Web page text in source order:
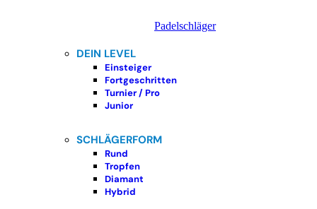
Padelschläger
DEIN LEVEL
Einsteiger
Fortgeschritten
Turnier / Pro
Junior
SCHLÄGERFORM
Rund
Tropfen
Diamant
Hybrid